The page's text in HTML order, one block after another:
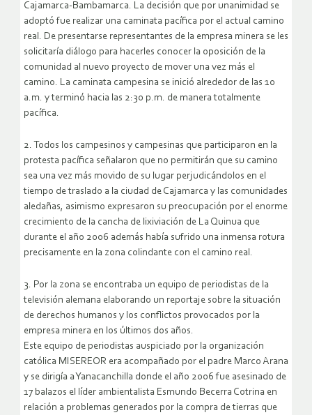
Cajamarca-Bambamarca. La decisión que por unanimidad se
adoptó fue realizar una caminata pacífica por el actual camino
real. De presentarse representantes de la empresa minera se les
solicitaría diálogo para hacerles conocer la oposición de la
comunidad al nuevo proyecto de mover una vez más el
camino. La caminata campesina se inició alrededor de las 10
a.m. y terminó hacia las 2:30 p.m. de manera totalmente
pacífica.
2. Todos los campesinos y campesinas que participaron en la
protesta pacífica señalaron que no permitirán que su camino
sea una vez más movido de su lugar perjudicándolos en el
tiempo de traslado a la ciudad de Cajamarca y las comunidades
aledañas, asimismo expresaron su preocupación por el enorme
crecimiento de la cancha de lixiviación de La Quinua que
durante el año 2006 además había sufrido una inmensa rotura
precisamente en la zona colindante con el camino real.
3. Por la zona se encontraba un equipo de periodistas de la
televisión alemana elaborando un reportaje sobre la situación
de derechos humanos y los conflictos provocados por la
empresa minera en los últimos dos años.
Este equipo de periodistas auspiciado por la organización
católica MISEREOR era acompañado por el padre Marco Arana
y se dirigía a Yanacanchilla donde el año 2006 fue asesinado de
17 balazos el líder ambientalista Esmundo Becerra Cotrina en
relación a problemas generados por la compra de tierras que